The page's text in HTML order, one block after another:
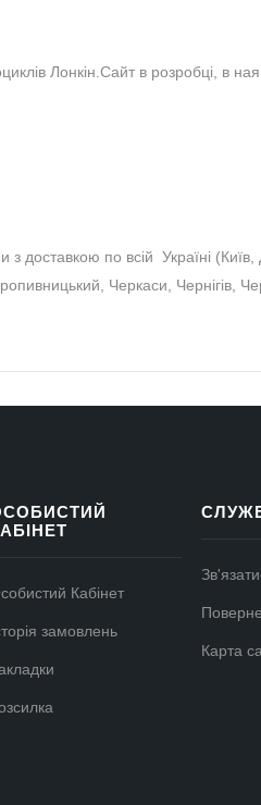
Лонкін.Сайт в розробці, в
доставкою по всій Україні (Київ,
Черкаси, Чернігів,
Кабінет
замовлень
Карта